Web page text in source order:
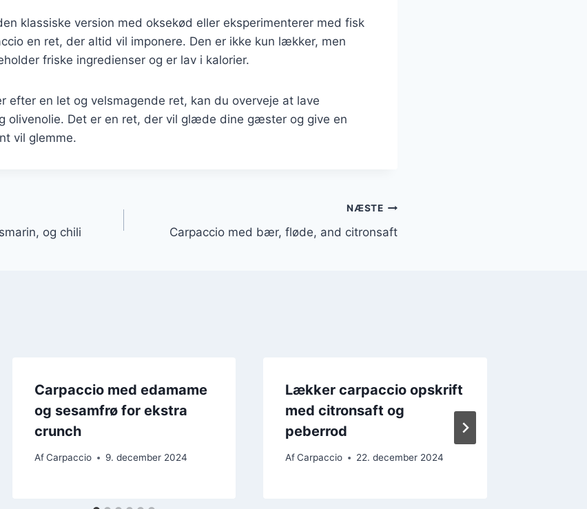
klassiske version med oksekød eller eksperimenterer med fisk
en ret, der altid vil imponere. Den er ikke kun lækker, men
friske ingredienser og er lav i kalorier.
efter en let og velsmagende ret, kan du overveje at lave
olivenolie. Det er en ret, der vil glæde dine gæster og give en
vil glemme.
og chili
NÆSTE
Carpaccio med bær, fløde, and citronsaft
Carpaccio med edamame
og sesamfrø for ekstra
crunch
Af Carpaccio 9. december 2024
Lækker carpaccio opskrift
med citronsaft og
peberrod
Af Carpaccio 22. december 2024